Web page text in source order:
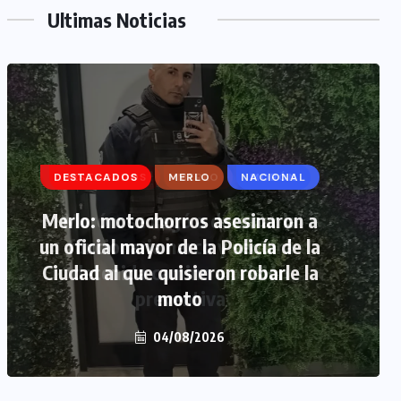
Ultimas Noticias
DESTACADOS MERLO MORÓN
Morón: se negó a declarar la
funcionaria narco y seguirá
detenida camino a prisión
preventiva
04/08/2026